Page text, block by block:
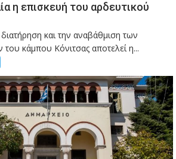
η επισκευή του αρδευτικού
και την αναβάθμιση των
κάμπου Κόνιτσας αποτελεί η...